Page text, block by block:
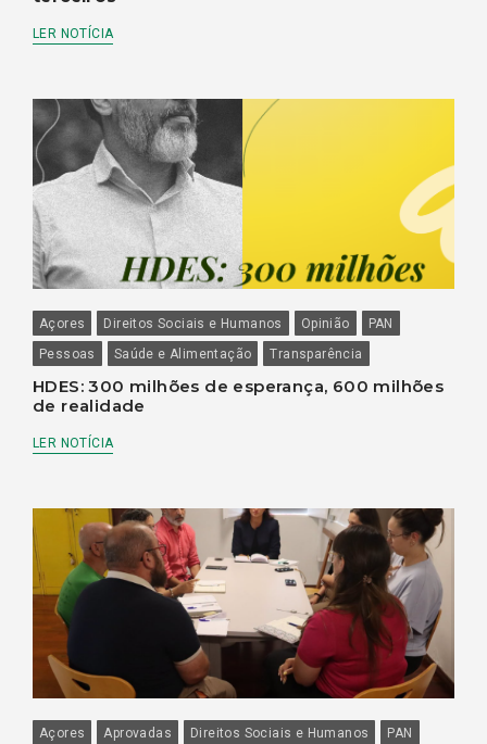
LER NOTÍCIA
Açores Direitos Sociais e Humanos Opinião
PAN
Pessoas
Saúde e Alimentação Transparência
HDES: 300 milhões de esperança, 600 milhões
de realidade
LER NOTÍCIA
Açores Aprovadas Direitos Sociais e Humanos
PAN